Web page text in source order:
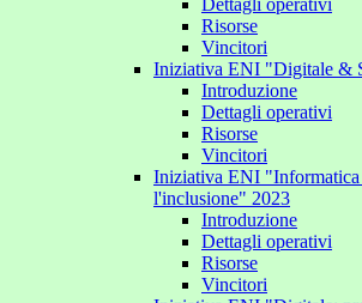
Dettagli operativi
Risorse
Vincitori
Iniziativa ENI "Digitale &
Introduzione
Dettagli operativi
Risorse
Vincitori
Iniziativa ENI "Informatica
l'inclusione" 2023
Introduzione
Dettagli operativi
Risorse
Vincitori